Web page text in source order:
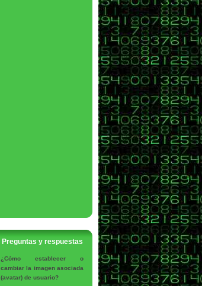
Preguntas y respuestas
¿Cómo establecer o
cambiar la imagen asociada
(avatar) de usuario?